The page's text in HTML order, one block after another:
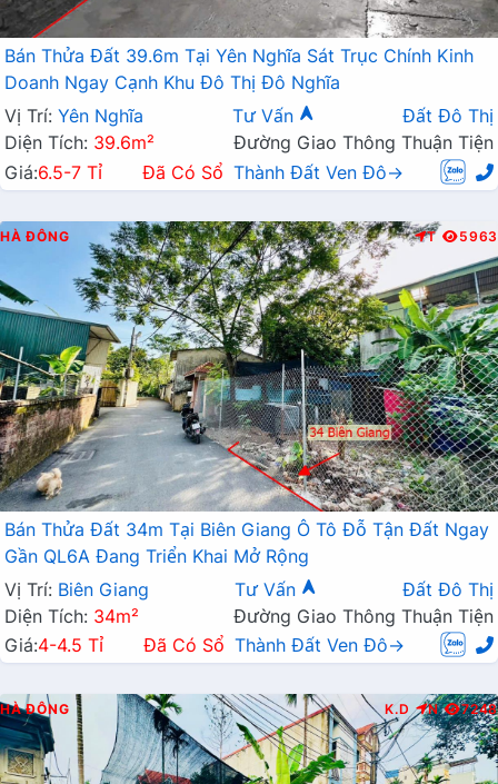
Bán Thửa Đất 39.6m Tại Yên Nghĩa Sát Trục Chính Kinh
Doanh Ngay Cạnh Khu Đô Thị Đô Nghĩa
Vị Trí: Yên Nghĩa Tư Vấn
Đất Đô Thị
Diện Tích: 39.6m²
Đường Giao Thông Thuận Tiện
Giá:6.5-7 Tỉ Đã Có Sổ Thành Đất Ven Đô→
HÀ ĐÔNG T 5963
Bán Thửa Đất 34m Tại Biên Giang Ô Tô Đỗ Tận Đất Ngay
Gần QL6A Đang Triển Khai Mở Rộng
Vị Trí: Biên Giang Tư Vấn
Đất Đô Thị
Diện Tích: 34m²
Đường Giao Thông Thuận Tiện
Giá:4-4.5 Tỉ Đã Có Sổ Thành Đất Ven Đô→
HÀ ĐÔNG K.D N 7248